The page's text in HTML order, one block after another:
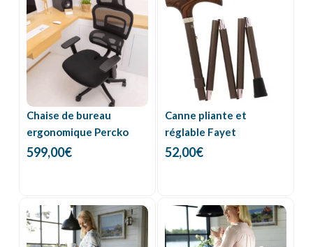
Chaise de bureau
ergonomique Percko
599,00€
Canne pliante et
réglable Fayet
52,00€